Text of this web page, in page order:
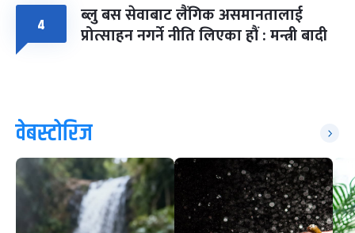
४ ब्लु बस सेवाबाट लैंगिक असमानतालाई
प्रोत्साहन नगर्ने नीति लिएका हौं : मन्त्री बादी
वेबस्टोरिज